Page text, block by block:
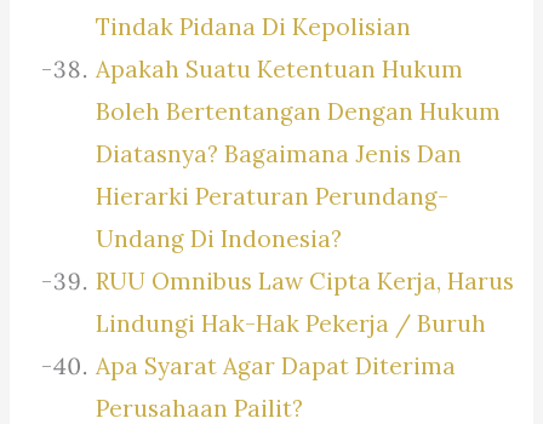
Tindak Pidana Di Kepolisian
Apakah Suatu Ketentuan Hukum
Boleh Bertentangan Dengan Hukum
Diatasnya? Bagaimana Jenis Dan
Hierarki Peraturan Perundang-
Undang Di Indonesia?
RUU Omnibus Law Cipta Kerja, Harus
Lindungi Hak-Hak Pekerja / Buruh
Apa Syarat Agar Dapat Diterima
Perusahaan Pailit?